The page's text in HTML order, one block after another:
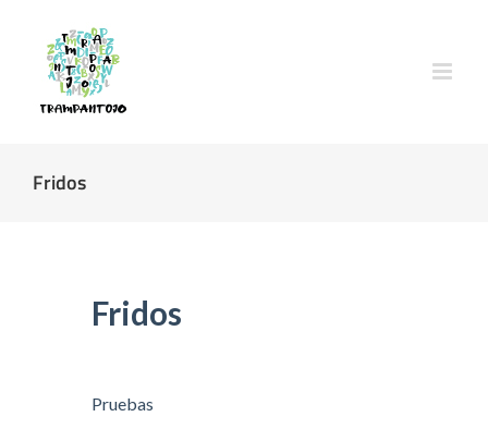
contenido
Fridos
Fridos
Pruebas